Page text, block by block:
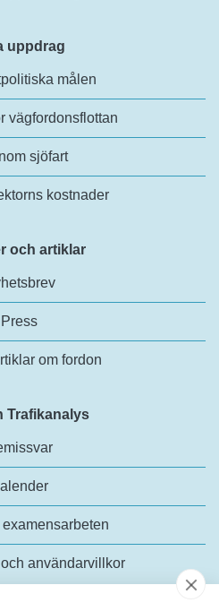
uppdrag
målen
vägfordonsflottan
sjöfart
kostnader
och artiklar
Press
om fordon
Trafikanalys
användarvillkor